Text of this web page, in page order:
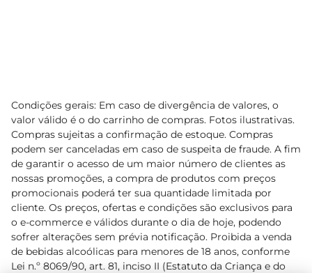
Condições gerais: Em caso de divergência de valores, o
valor válido é o do carrinho de compras. Fotos ilustrativas.
Compras sujeitas a confirmação de estoque. Compras
podem ser canceladas em caso de suspeita de fraude. A fim
de garantir o acesso de um maior número de clientes as
nossas promoções, a compra de produtos com preços
promocionais poderá ter sua quantidade limitada por
cliente. Os preços, ofertas e condições são exclusivos para
o e-commerce e válidos durante o dia de hoje, podendo
sofrer alterações sem prévia notificação. Proibida a venda
de bebidas alcoólicas para menores de 18 anos, conforme
Lei n.º 8069/90, art. 81, inciso II (Estatuto da Criança e do